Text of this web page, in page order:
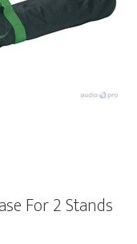
For 2 Stands